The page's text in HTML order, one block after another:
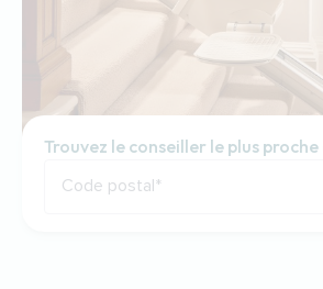
Trouvez le conseiller le plus proche
Code postal*